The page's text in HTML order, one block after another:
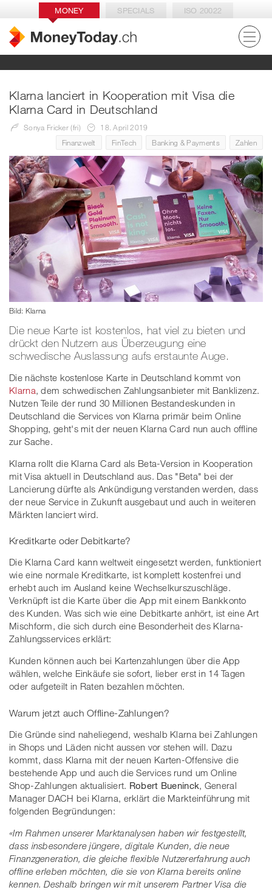
MONEY SPECIALS ISO 20022
Klarna lanciert in Kooperation mit Visa die
Klarna Card in Deutschland
Sonya Fricker (fri)
18. April 2019
Finanzwelt
FinTech Banking & Payments Zahlen
Bild: Klarna
Die neue Karte ist kostenlos, hat viel zu bieten und
drückt den Nutzern aus Überzeugung eine
schwedische Auslassung aufs erstaunte Auge.
Die nächste kostenlose Karte in Deutschland kommt von
Klarna, dem schwedischen Zahlungsanbieter mit Banklizenz.
Nutzen Teile der rund 30 Millionen Bestandeskunden in
Deutschland die Services von Klarna primär beim Online
Shopping, geht's mit der neuen Klarna Card nun auch offline
zur Sache.
Klarna rollt die Klarna Card als Beta-Version in Kooperation
mit Visa aktuell in Deutschland aus. Das "Beta" bei der
Lancierung dürfte als Ankündigung verstanden werden, dass
der neue Service in Zukunft ausgebaut und auch in weiteren
Märkten lanciert wird.
Kreditkarte oder Debitkarte?
Die Klarna Card kann weltweit eingesetzt werden, funktioniert
wie eine normale Kreditkarte, ist komplett kostenfrei und
erhebt auch im Ausland keine Wechselkurszuschläge.
Verknüpft ist die Karte über die App mit einem Bankkonto
des Kunden. Was sich wie eine Debitkarte anhört, ist eine Art
Mischform, die sich durch eine Besonderheit des Klarna-
Zahlungsservices erklärt:
Kunden können auch bei Kartenzahlungen über die App
wählen, welche Einkäufe sie sofort, lieber erst in 14 Tagen
oder aufgeteilt in Raten bezahlen möchten.
Warum jetzt auch Offline-Zahlungen?
Die Gründe sind naheliegend, weshalb Klarna bei Zahlungen
in Shops und Läden nicht aussen vor stehen will. Dazu
kommt, dass Klarna mit der neuen Karten-Offensive die
bestehende App und auch die Services rund um Online
Shop-Zahlungen aktualisiert. Robert Bueninck, General
Manager DACH bei Klarna, erklärt die Markteinführung mit
folgenden Begründungen:
«Im Rahmen unserer Marktanalysen haben wir festgestellt,
dass insbesondere jüngere, digitale Kunden, die neue
Finanzgeneration, die gleiche flexible Nutzererfahrung auch
offline erleben möchten, die sie von Klarna bereits online
kennen. Deshalb bringen wir mit unserem Partner Visa die